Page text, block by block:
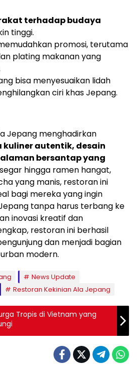
terhadap budaya
tinggi.
promosi, terutama
plating makanan yang
bisa menyesuaikan lidah
ciri khas Jepang.
Jepang menghadirkan
autentik, desain
bersantap yang
hingga ramen hangat,
yang manis, restoran ini
bagi mereka yang ingin
tanpa harus terbang ke
inovasi kreatif dan
restoran ini berhasil
dan menjadi bagian
modern.
News Update
Restoran Kekinian Ala Jepang
Tropis di Vietnam yang